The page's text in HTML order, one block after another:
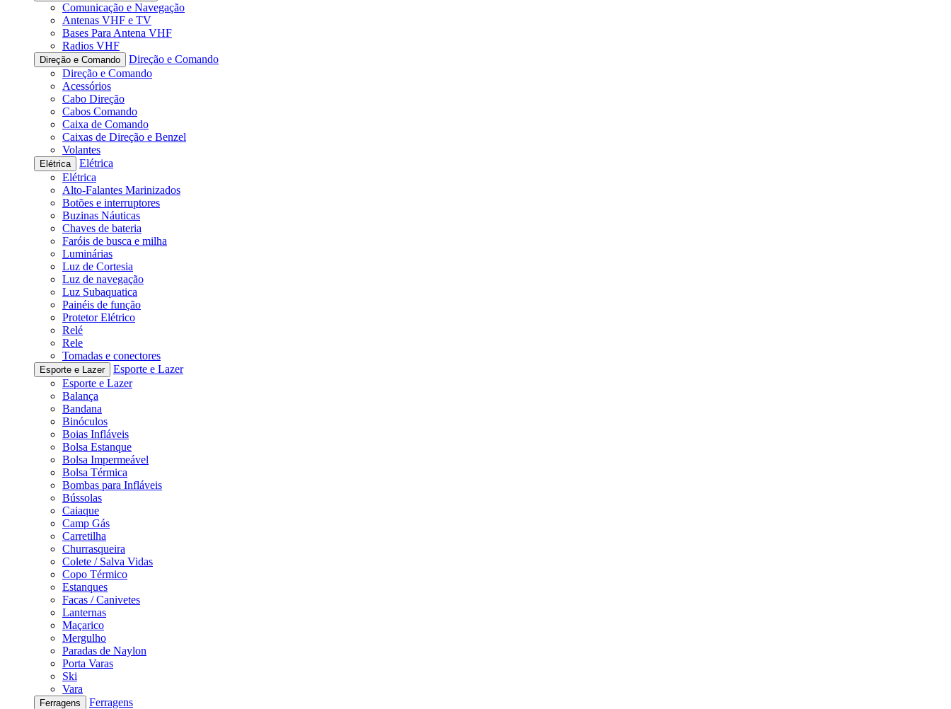
Comunicação e Navegação
Antenas VHF e TV
Bases Para Antena VHF
Radios VHF
Direção e Comando
Direção e Comando
Direção e Comando
Acessórios
Cabo Direção
Cabos Comando
Caixa de Comando
Caixas de Direção e Benzel
Volantes
Elétrica
Elétrica
Elétrica
Alto-Falantes Marinizados
Botões e interruptores
Buzinas Náuticas
Chaves de bateria
Faróis de busca e milha
Luminárias
Luz de Cortesia
Luz de navegação
Luz Subaquatica
Painéis de função
Protetor Elétrico
Relé
Rele
Tomadas e conectores
Esporte e Lazer
Esporte e Lazer
Esporte e Lazer
Balança
Bandana
Binóculos
Boias Infláveis
Bolsa Estanque
Bolsa Impermeável
Bolsa Térmica
Bombas para Infláveis
Bússolas
Caiaque
Camp Gás
Carretilha
Churrasqueira
Colete / Salva Vidas
Copo Térmico
Estanques
Facas / Canivetes
Lanternas
Maçarico
Mergulho
Paradas de Naylon
Porta Varas
Ski
Vara
Ferragens
Ferragens